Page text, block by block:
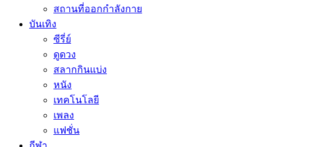
สถานที่ออกกำลังกาย
บันเทิง
ซีรี่ย์
ดูดวง
สลากกินแบ่ง
หนัง
เทคโนโลยี
เพลง
แฟชั่น